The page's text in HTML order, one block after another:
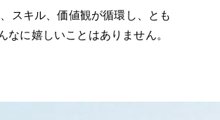
スキル、価値観が循環し、とも
に嬉しいことはありません。